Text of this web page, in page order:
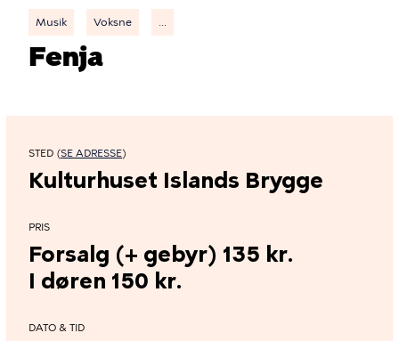
Musik Voksne ...
Fenja
STED (SE ADRESSE)
Kulturhuset Islands Brygge
PRIS
Forsalg (+ gebyr) 135 kr.
I døren 150 kr.
DATO & TID